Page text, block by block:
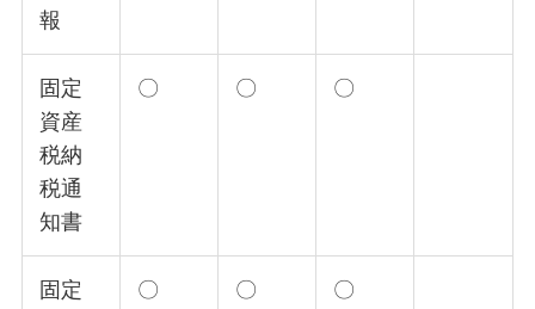
報
固定
資産
税納
税通
知書
〇 〇 〇
固定
〇 〇 〇